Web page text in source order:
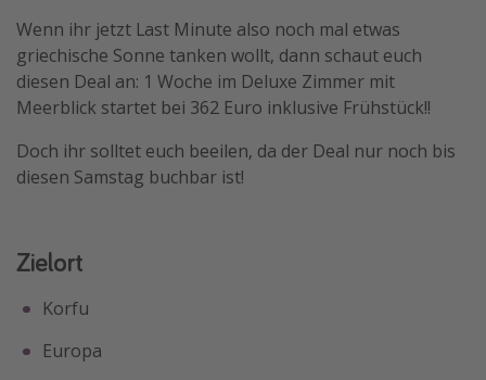
Wenn ihr jetzt Last Minute also noch mal etwas
griechische Sonne tanken wollt, dann schaut euch
diesen Deal an: 1 Woche im Deluxe Zimmer mit
Meerblick startet bei 362 Euro inklusive Frühstück!!
Doch ihr solltet euch beeilen, da der Deal nur noch bis
diesen Samstag buchbar ist!
Zielort
Korfu
Europa